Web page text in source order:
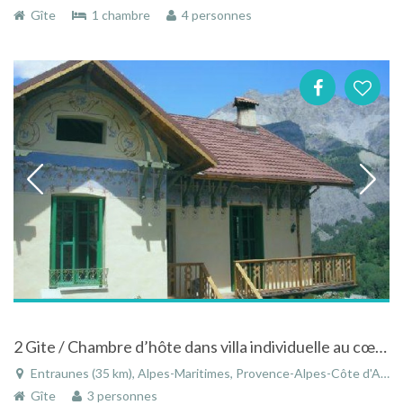
Gîte
1 chambre 4 personnes
2 Gite / Chambre d’hôte dans villa individuelle au cœur des montagnes du Mercantour
Entraunes (35 km), Alpes-Maritimes, Provence-Alpes-Côte d'Azur, France
Gîte
3 personnes